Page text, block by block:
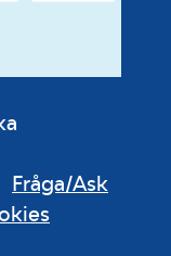
Fråga/Ask